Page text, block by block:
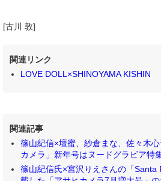
[古川 敦]
関連リンク
LOVE DOLL×SHINOYAMA KISHIN
関連記事
篠山紀信×壇蜜、紗倉まな、佐々木
カメラ」新年号はヌードグラビア特
篠山紀信氏×宮沢りえさんの「Santa